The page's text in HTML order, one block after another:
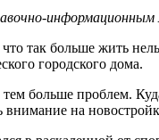
так больше жить
городского дома.
больше проблем.
внимание на